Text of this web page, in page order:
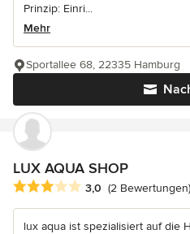
Prinzip: Einri...
Mehr
Sportallee 68, 22335 Hamburg
LUX AQUA SHOP
Durchschnittliche Bewertung: 3
3,0 (2 Bewertungen)
lux aqua ist spezialisiert auf die